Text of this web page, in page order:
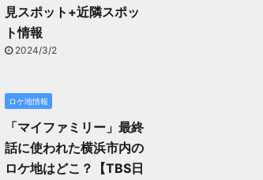
見スポット+近隣スポッ
ト情報
2024/3/2
ロケ地情報
「マイファミリー」最終
話に使われた横浜市内の
ロケ地はどこ？【TBS日